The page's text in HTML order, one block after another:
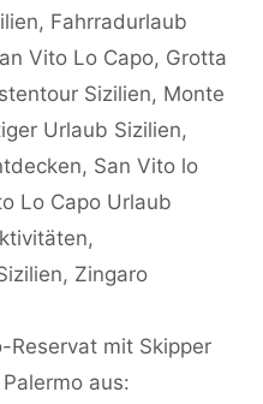
, Fahrradurlaub
Vito Lo Capo, Grotta
Sizilien, Monte
Urlaub Sizilien,
, San Vito lo
Lo Capo Urlaub
,
, Zingaro
Reservat mit Skipper
aus: